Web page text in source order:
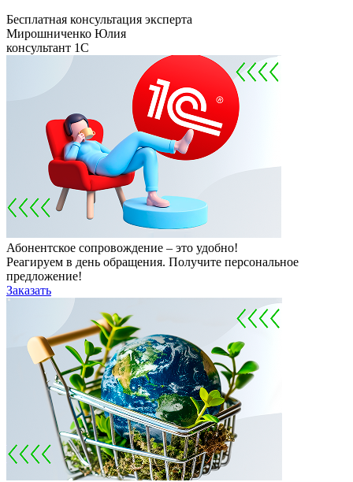
Бесплатная консультация эксперта
Мирошниченко Юлия
консультант 1С
Абонентское сопровождение – это удобно!
Реагируем в день обращения. Получите персональное
предложение!
Заказать